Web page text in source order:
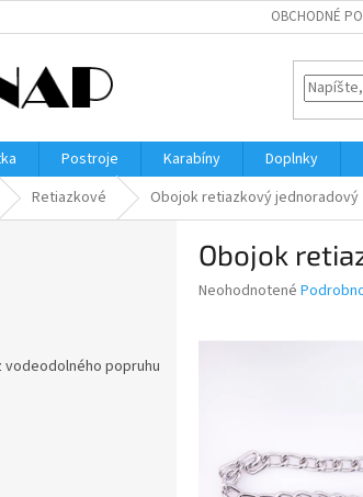
OBCHODNÉ
Postroje Karabíny Doplnky
Retiazkové Obojok retiazkový jednoradový
vodeodolného popruhu
Obojok
Priemerné
Neohodnotené